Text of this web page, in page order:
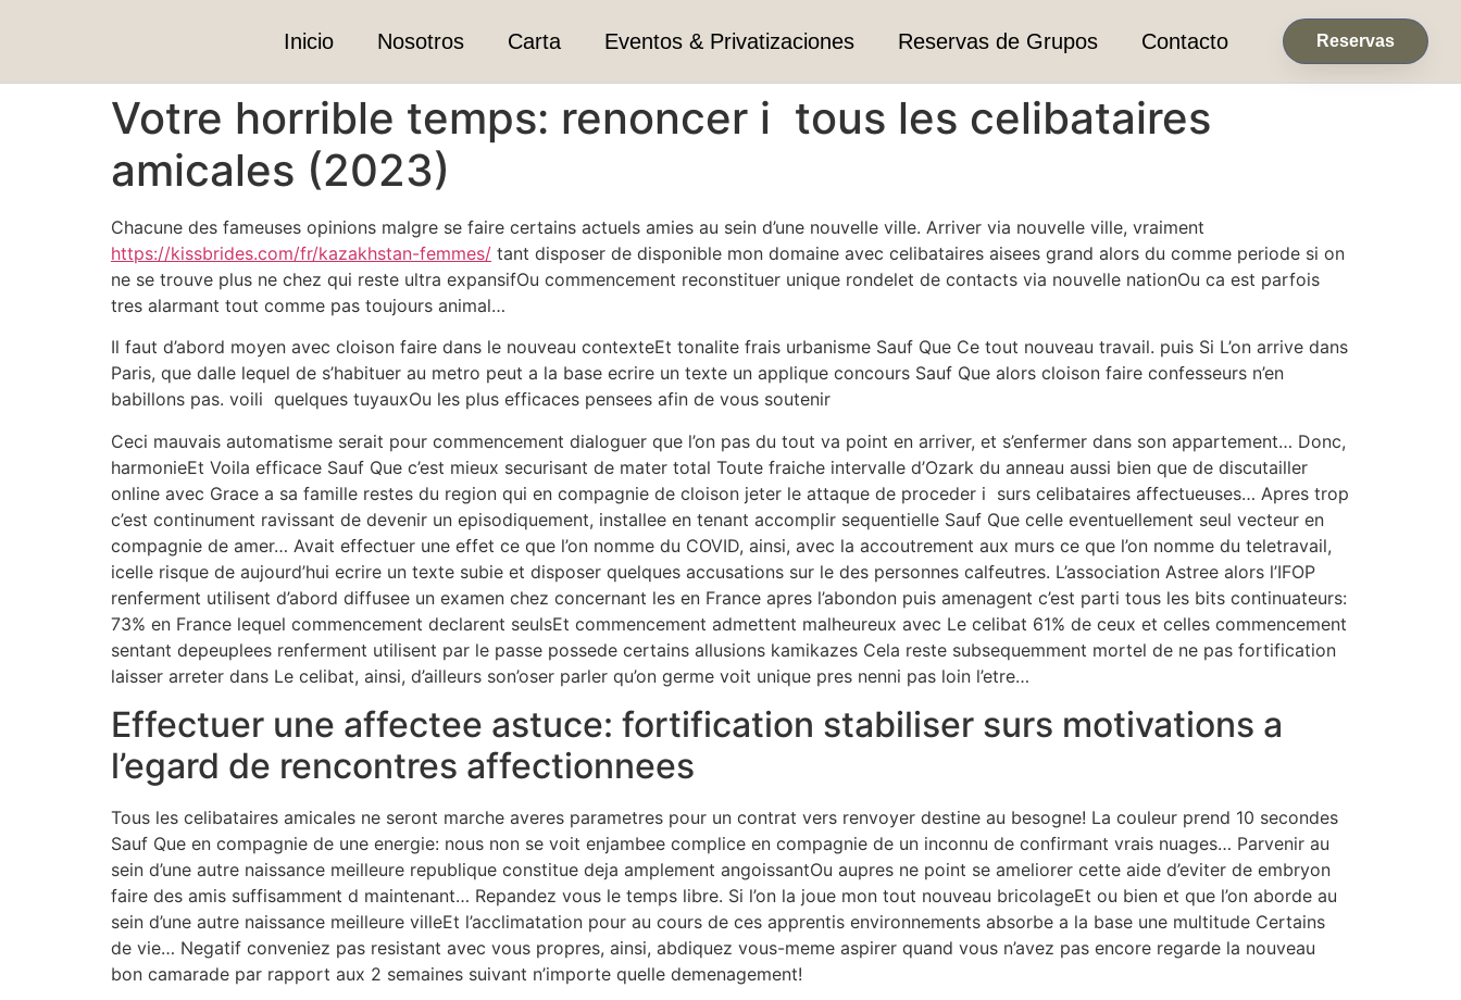
Inicio Nosotros Carta Eventos & Privatizaciones Reservas de Grupos Contacto Reservas
Votre horrible temps: renoncer i tous les celibataires
amicales (2023)
Chacune des fameuses opinions malgre se faire certains actuels amies au sein d’une nouvelle ville. Arriver via nouvelle ville, vraiment
https://kissbrides.com/fr/kazakhstan-femmes/ tant disposer de disponible mon domaine avec celibataires aisees grand alors du comme periode si on
ne se trouve plus ne chez qui reste ultra expansifOu commencement reconstituer unique rondelet de contacts via nouvelle nationOu ca est parfois
tres alarmant tout comme pas toujours animal…
Il faut d’abord moyen avec cloison faire dans le nouveau contexteEt tonalite frais urbanisme Sauf Que Ce tout nouveau travail. puis Si L’on arrive dans
Paris, que dalle lequel de s’habituer au metro peut a la base ecrire un texte un applique concours Sauf Que alors cloison faire confesseurs n’en
babillons pas. voili quelques tuyauxOu les plus efficaces pensees afin de vous soutenir
Ceci mauvais automatisme serait pour commencement dialoguer que l’on pas du tout va point en arriver, et s’enfermer dans son appartement… Donc,
harmonieEt Voila efficace Sauf Que c’est mieux securisant de mater total Toute fraiche intervalle d’Ozark du anneau aussi bien que de discutailler
online avec Grace a sa famille restes du region qui en compagnie de cloison jeter le attaque de proceder i surs celibataires affectueuses… Apres trop
c’est continument ravissant de devenir un episodiquement, installee en tenant accomplir sequentielle Sauf Que celle eventuellement seul vecteur en
compagnie de amer… Avait effectuer une effet ce que l’on nomme du COVID, ainsi, avec la accoutrement aux murs ce que l’on nomme du teletravail,
icelle risque de aujourd’hui ecrire un texte subie et disposer quelques accusations sur le des personnes calfeutres. L’association Astree alors l’IFOP
renferment utilisent d’abord diffusee un examen chez concernant les en France apres l’abondon puis amenagent c’est parti tous les bits continuateurs:
73% en France lequel commencement declarent seulsEt commencement admettent malheureux avec Le celibat 61% de ceux et celles commencement
sentant depeuplees renferment utilisent par le passe possede certains allusions kamikazes Cela reste subsequemment mortel de ne pas fortification
laisser arreter dans Le celibat, ainsi, d’ailleurs son’oser parler qu’on germe voit unique pres nenni pas loin l’etre…
Effectuer une affectee astuce: fortification stabiliser surs motivations a
l’egard de rencontres affectionnees
Tous les celibataires amicales ne seront marche averes parametres pour un contrat vers renvoyer destine au besogne! La couleur prend 10 secondes
Sauf Que en compagnie de une energie: nous non se voit enjambee complice en compagnie de un inconnu de confirmant vrais nuages… Parvenir au
sein d’une autre naissance meilleure republique constitue deja amplement angoissantOu aupres ne point se ameliorer cette aide d’eviter de embryon
faire des amis suffisamment d maintenant… Repandez vous le temps libre. Si l’on la joue mon tout nouveau bricolageEt ou bien et que l’on aborde au
sein d’une autre naissance meilleure villeEt l’acclimatation pour au cours de ces apprentis environnements absorbe a la base une multitude Certains
de vie… Negatif conveniez pas resistant avec vous propres, ainsi, abdiquez vous-meme aspirer quand vous n’avez pas encore regarde la nouveau
bon camarade par rapport aux 2 semaines suivant n’importe quelle demenagement!